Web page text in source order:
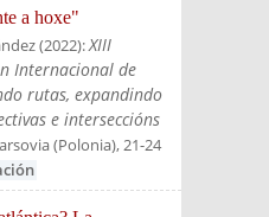
a hoxe"
(2022):XIII
Internacional de
rutas, expandindo
e interseccións
(Polonia), 21-24